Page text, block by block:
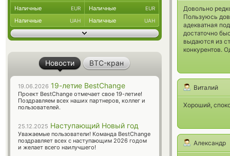
Довольно
Пользуюсь
адекватная
достаточно
выдаются из
конкурентов.
Виталий
Хороший,
Александр
Наличные EUR Наличные EUR
Наличные UAH Наличные UAH
Новости BTC-кран
19.06.2026 19-летие BestChange
Проект BestChange отмечает свое 19-летие!
Поздравляем всех наших партнеров, коллег и
пользователей.
25.12.2025 Наступающий Новый год
Уважаемые пользователи! Команда BestChange
поздравляет всех с наступающим 2026 годом
и желает всего наилучшего!